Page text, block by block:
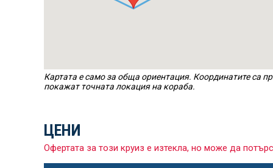
Картата е само за обща ориентация. Координатите са
покажат точната локация на кораба.
ЦЕНИ
Офертата за този круиз е изтекла, но може да